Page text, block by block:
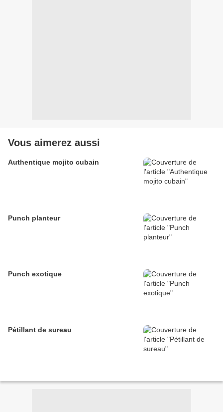
Vous aimerez aussi
Authentique mojito cubain
Punch planteur
Punch exotique
Pétillant de sureau